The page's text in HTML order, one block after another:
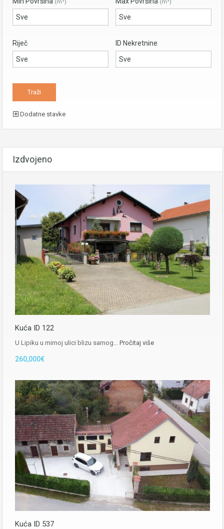
(m²) (m²)
Riječ ID Nekretnine
Dodatne stavke
Izdvojeno
Kuća ID 122
U Lipiku u mirnoj ulici blizu samog… Pročitaj više
260,000€
Kuća ID 537